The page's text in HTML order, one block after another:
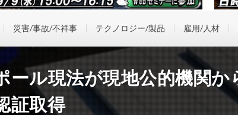
災害/事故/不祥事 テクノロジー/製品 雇用/人材
ール現法が現地公的機関か
証取得